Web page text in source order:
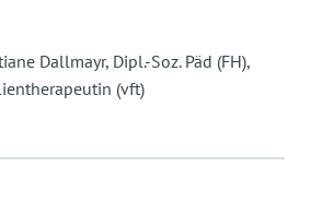
Dallmayr, Dipl.-Soz. Päd (FH),
(vft)